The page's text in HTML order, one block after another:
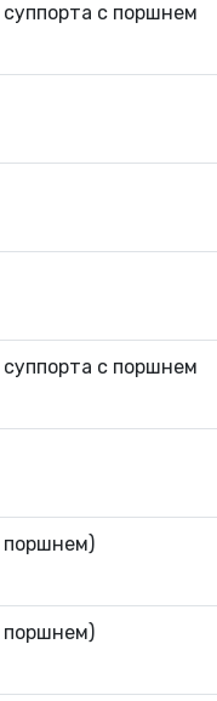
с поршнем
с поршнем
поршнем)
поршнем)